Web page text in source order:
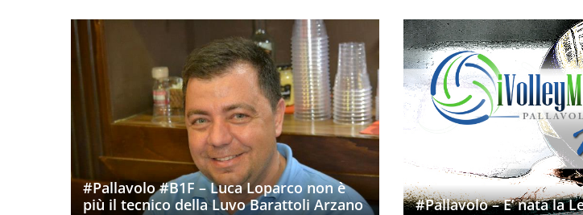
#Pallavolo #B1F – Luca Loparco non è
più il tecnico della Luvo Barattoli Arzano
#Pallavolo – E’ nata la